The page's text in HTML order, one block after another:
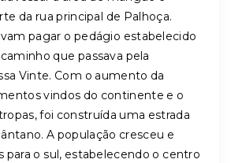
da rua principal de Palhoça.
pagar o pedágio estabelecido
que passava pela
Vinte. Com o aumento da
vindos do continente e o
foi construída uma estrada
A população cresceu e
para o sul, estabelecendo o centro